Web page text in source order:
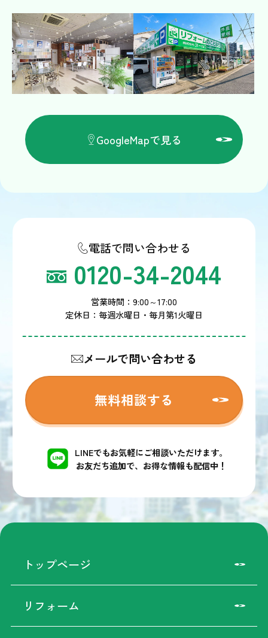
GoogleMapで見る
電話で問い合わせる
0120-34-2044
営業時間：9:00～17:00
定休日：毎週水曜日・毎月第1火曜日
メールで問い合わせる
無料相談する
LINEでもお気軽にご相談いただけます。
お友だち追加で、お得な情報も配信中！
トップページ
リフォーム